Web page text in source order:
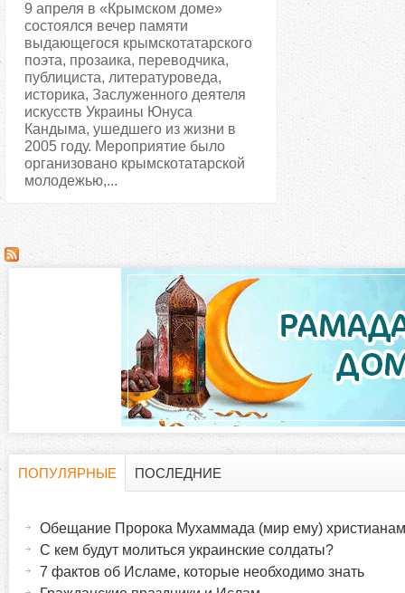
9 апреля в «Крымском доме»
состоялся вечер памяти
выдающегося крымскотатарского
поэта, прозаика, переводчика,
публициста, литературоведа,
историка, Заслуженного деятеля
искусств Украины Юнуса
Кандыма, ушедшего из жизни в
2005 году. Мероприятие было
организовано крымскотатарской
молодежью,...
ПОПУЛЯРНЫЕ
ПОСЛЕДНИЕ
Обещание Пророка Мухаммада (мир ему) христианам
С кем будут молиться украинские солдаты?
7 фактов об Исламе, которые необходимо знать